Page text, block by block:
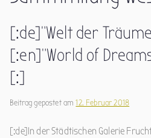
[:de]”Welt der
[:en]”World of
[:]
Beitrag gepostet am12. Februar 2018
[:de]In der Städtischen Galerie